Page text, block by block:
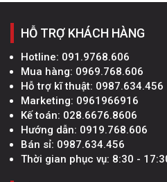
HỖ TRỢ KHÁCH HÀNG
Hotline: 091.9768.606
Mua hàng: 0969.768.606
Hỗ trợ kĩ thuật: 0987.634.456
Marketing: 0961966916
Kế toán: 028.6676.8606
Hướng dẫn: 0919.768.606
Bán sỉ: 0987.634.456
Thời gian phục vụ: 8:30 -